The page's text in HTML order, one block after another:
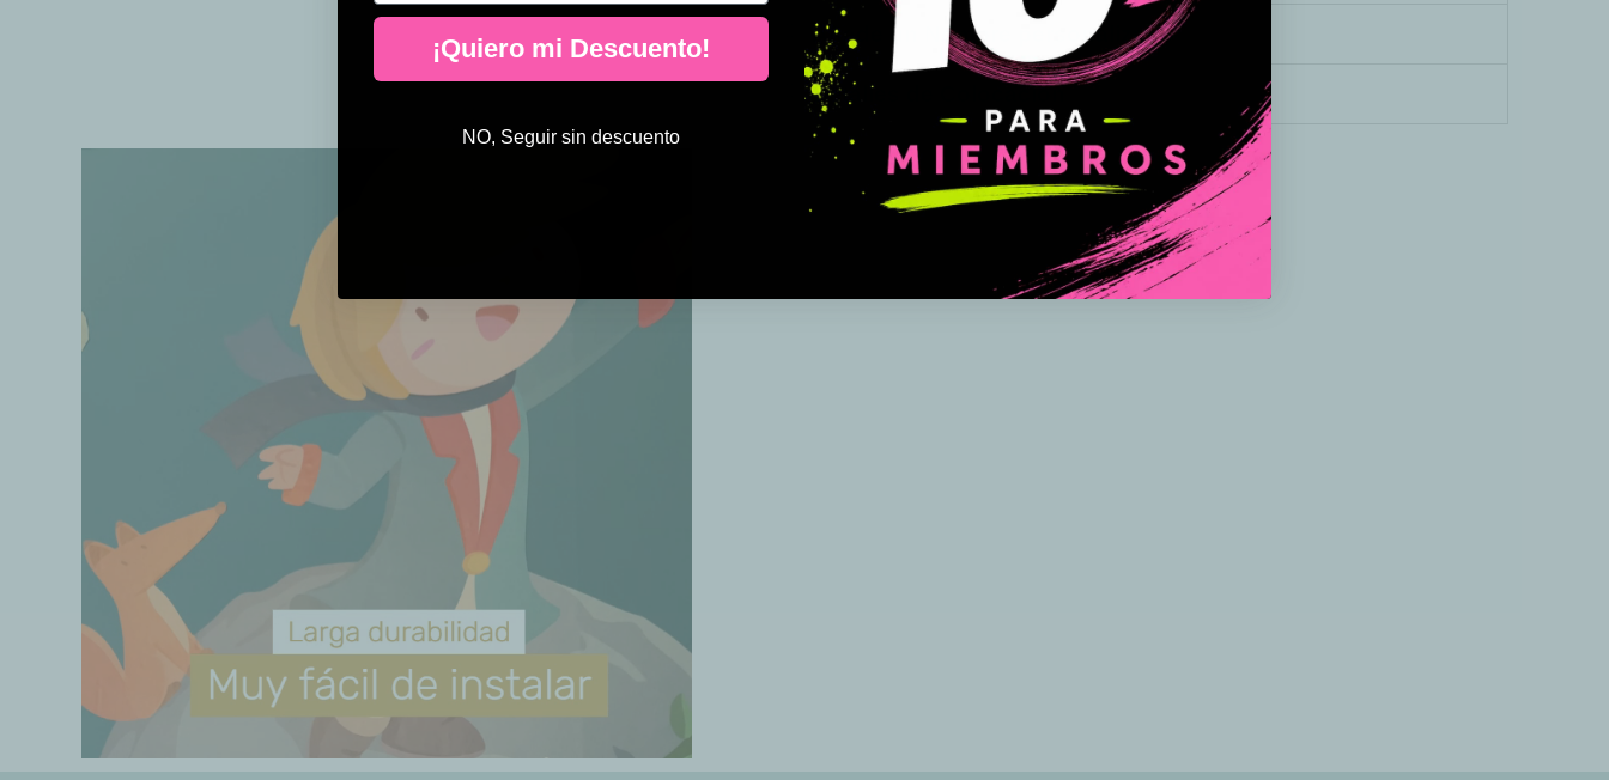
Añade un Nombre personalizado
Detalles de Colocación
¡Quiero mi Descuento!
NO, Seguir sin descuento